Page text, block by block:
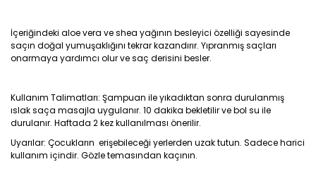
İçeriğindeki aloe vera ve shea yağının besleyici özelliği sayesinde
saçın doğal yumuşaklığını tekrar kazandırır. Yıpranmış saçları
onarmaya yardımcı olur ve saç derisini besler.
Kullanım Talimatları: Şampuan ile yıkadıktan sonra durulanmış
ıslak saça masajla uygulanır. 10 dakika bekletilir ve bol su ile
durulanır. Haftada 2 kez kullanılması önerilir.
Uyarılar: Çocukların erişebileceği yerlerden uzak tutun. Sadece harici
kullanım içindir. Gözle temasından kaçının.